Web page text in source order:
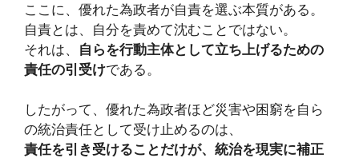
ここに、優れた為政者が自責を選ぶ本質がある。
自責とは、自分を責めて沈むことではない。
それは、 自らを行動主体として立ち上げるための
責任の引受けである。
したがって、優れた為政者ほど災害や困窮を自ら
の統治責任として受け止めるのは、
責任を引き受けることだけが、統治を現実に補正